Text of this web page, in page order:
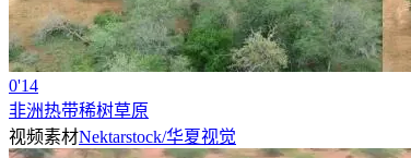
0'14
非洲热带稀树草原
视频素材Nektarstock/华夏视觉